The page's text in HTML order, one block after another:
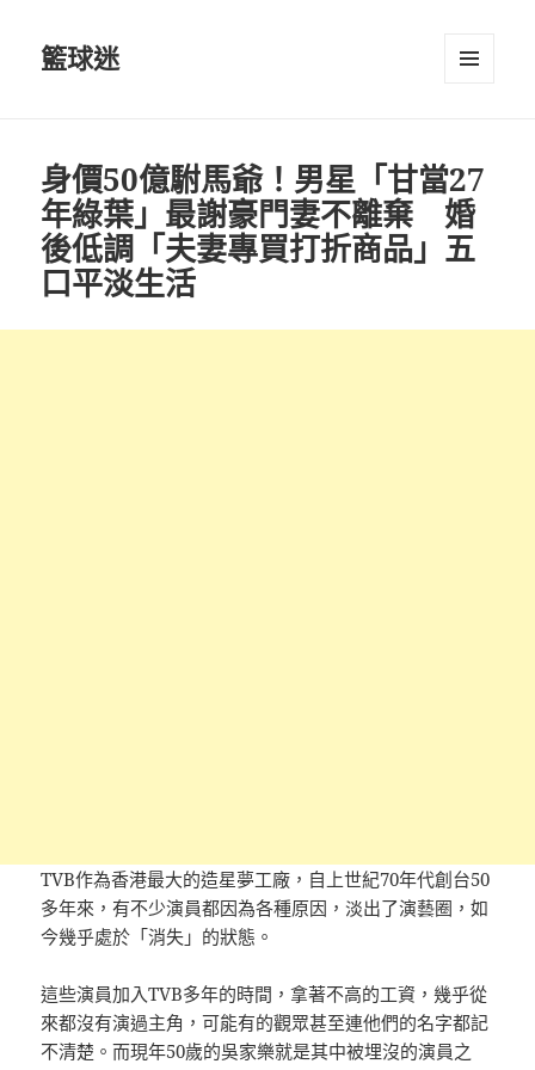
籃球迷
身價50億駙馬爺！男星「甘當27
年綠葉」最謝豪門妻不離棄 婚
後低調「夫妻專買打折商品」五
口平淡生活
TVB作為香港最大的造星夢工廠，自上世紀70年代創台50
多年來，有不少演員都因為各種原因，淡出了演藝圈，如
今幾乎處於「消失」的狀態。
這些演員加入TVB多年的時間，拿著不高的工資，幾乎從
來都沒有演過主角，可能有的觀眾甚至連他們的名字都記
不清楚。而現年50歲的吳家樂就是其中被埋沒的演員之